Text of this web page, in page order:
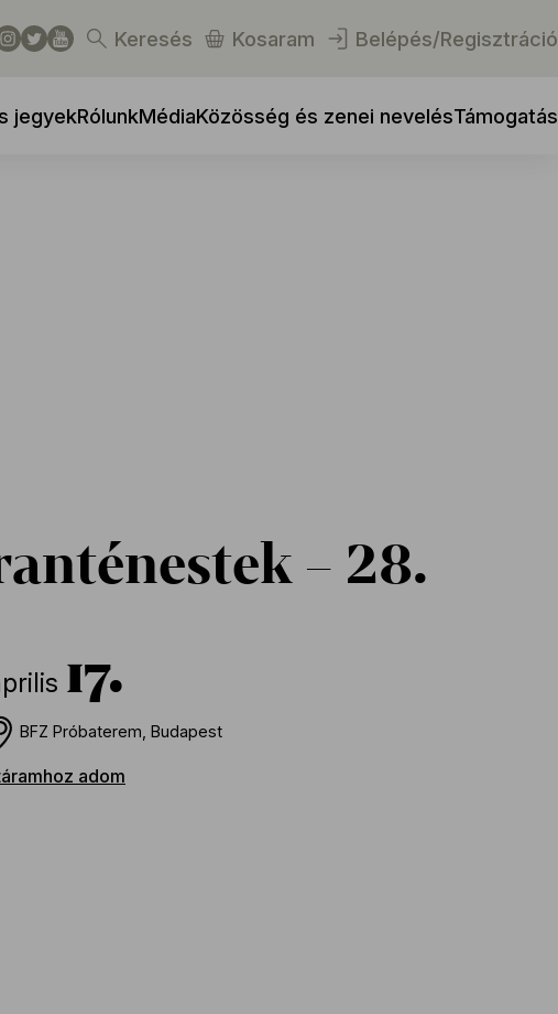
Keresés Kosaram Belépés/Regisztráció
jegyekRólunkMédiaKözösség és zenei nevelésTámogatás
– 28.
17
BFZ Próbaterem, Budapest
adom